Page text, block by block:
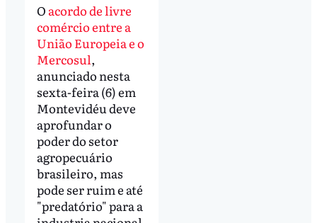
O acordo de livre
comércio entre a
União Europeia e o
Mercosul,
anunciado nesta
sexta-feira (6) em
Montevidéu deve
aprofundar o
poder do setor
agropecuário
brasileiro, mas
pode ser ruim e até
"predatório" para a